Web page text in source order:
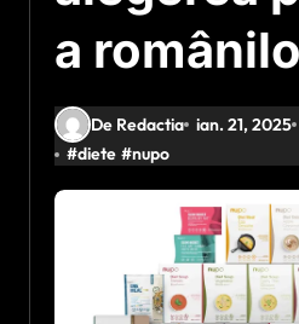
a
De Redactia ian. 21, 2025
#diete #nupo